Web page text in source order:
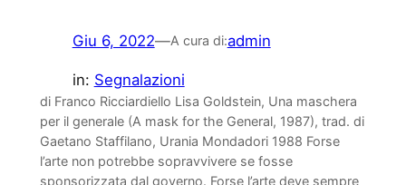
Giu 6, 2022—A cura di:admin
in: Segnalazioni
di Franco Ricciardiello Lisa Goldstein, Una maschera
per il generale (A mask for the General, 1987), trad. di
Gaetano Staffilano, Urania Mondadori 1988 Forse
l’arte non potrebbe sopravvivere se fosse
sponsorizzata dal governo. Forse l’arte deve sempre